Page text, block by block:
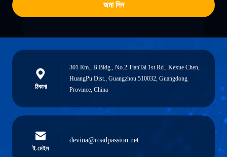
জমা দিন
ঠিকানা
301 Rm., B Bldg., No.2 TianTai 1st Rd., Kexue Chen,
HuangPu Dist., Guangzhou 510032, Guangdong
Province, China
ই-মেইল
devina@roadpassion.net